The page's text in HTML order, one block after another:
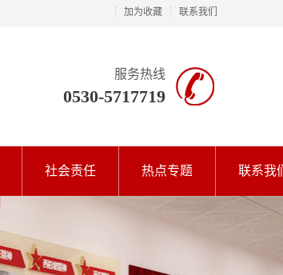
加为收藏 联系我们
服务热线
0530-5717719
社会责任 热点专题 联系我